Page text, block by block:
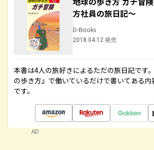
方社員の旅日記～
D-Books
2018.04.12 発売
本書は4人の旅好きによるただの旅日記です
の歩き方』で働いているだけで書いてある
です。
AD